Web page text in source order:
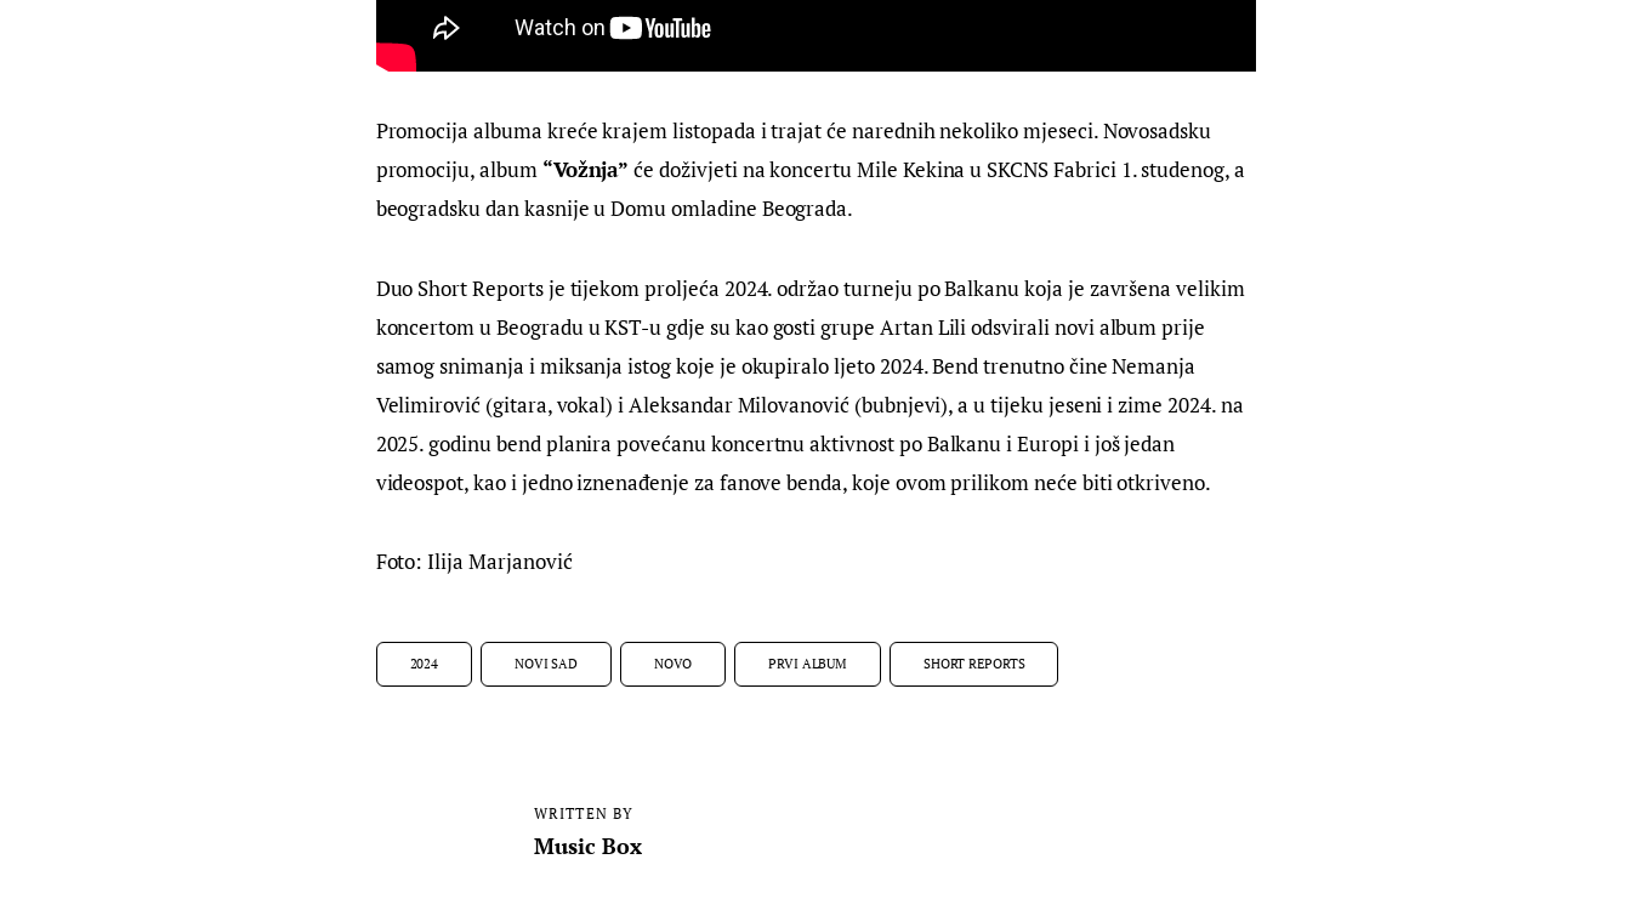
Promocija albuma kreće krajem listopada i trajat će narednih nekoliko mjeseci. Novosadsku
promociju, album “Vožnja” će doživjeti na koncertu Mile Kekina u SKCNS Fabrici 1. studenog, a
beogradsku dan kasnije u Domu omladine Beograda.
Duo Short Reports je tijekom proljeća 2024. održao turneju po Balkanu koja je završena velikim
koncertom u Beogradu u KST-u gdje su kao gosti grupe Artan Lili odsvirali novi album prije
samog snimanja i miksanja istog koje je okupiralo ljeto 2024. Bend trenutno čine Nemanja
Velimirović (gitara, vokal) i Aleksandar Milovanović (bubnjevi), a u tijeku jeseni i zime 2024. na
2025. godinu bend planira povećanu koncertnu aktivnost po Balkanu i Europi i još jedan
videospot, kao i jedno iznenađenje za fanove benda, koje ovom prilikom neće biti otkriveno.
Foto: Ilija Marjanović
2024 NOVI SAD NOVO PRVI ALBUM SHORT REPORTS
WRITTEN BY
Music Box